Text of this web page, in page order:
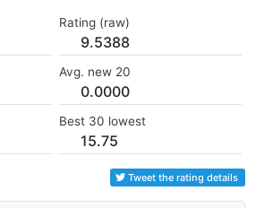
Rating (raw)
9.5388
Avg. new 20
0.0000
Best 30 lowest
15.75
Tweet the rating details